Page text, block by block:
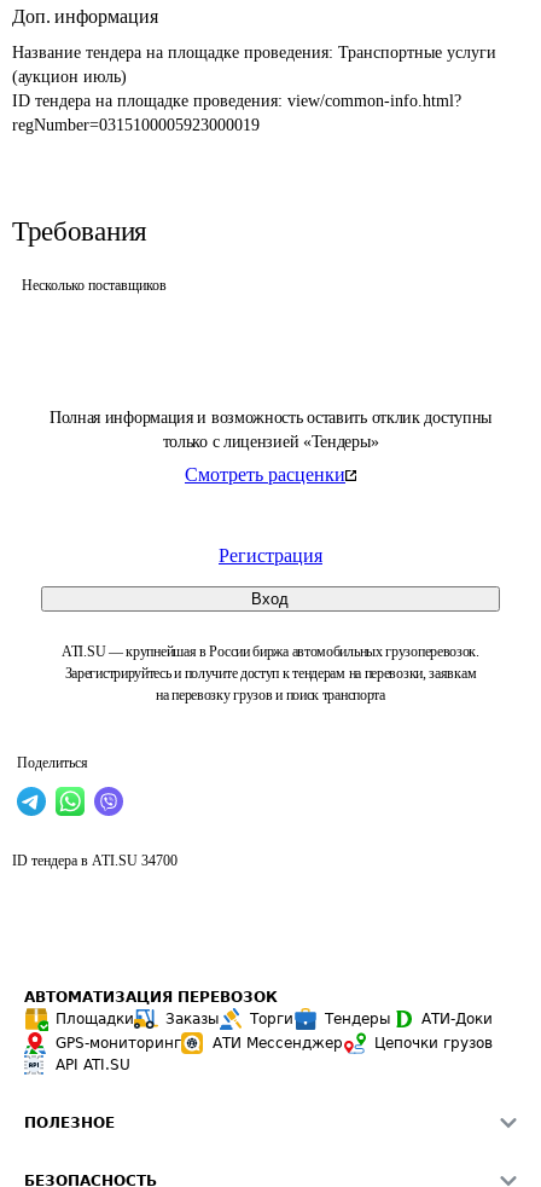
Полная информация и возможность оставить отклик доступны
только с лицензией «Тендеры»
Смотреть расценки
Регистрация
Вход
ATI.SU — крупнейшая в России биржа автомобильных грузоперевозок.
Зарегистрируйтесь и получите доступ к тендерам на перевозки, заявкам
на перевозку грузов и поиск транспорта
Поделиться
Доп. информация
Название тендера на площадке проведения: Транспортные услуги
(аукцион июль)
ID тендера на площадке проведения: view/common-info.html?
regNumber=0315100005923000019
Требования
Несколько поставщиков
ID тендера в ATI.SU 34700
АВТОМАТИЗАЦИЯ ПЕРЕВОЗОК
Площадки
Заказы Торги Тендеры
АТИ-Доки
GPS-мониторинг
АТИ Мессенджер
Цепочки грузов
API ATI.SU
ПОЛЕЗНОЕ
БЕЗОПАСНОСТЬ